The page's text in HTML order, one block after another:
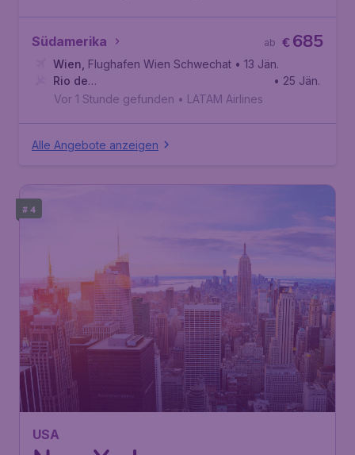
Südamerika €685
ab
Wien Flughafen Wien Schwechat • 13 Jän.
Rio de
Janeiro , Flughafen Rio de Janeiro-Antônio Carlos Jobim
• 25 Jän.
Vor 1 Stunde gefunden • LATAM Airlines
Alle Angebote anzeigen
# 4
USA